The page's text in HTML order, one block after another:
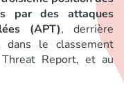
par des attaques
(APT), derrière
dans le classement
Report, et au